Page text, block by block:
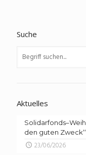
Suche
Aktuelles
den guten Zweck‘‘
23/06/2026